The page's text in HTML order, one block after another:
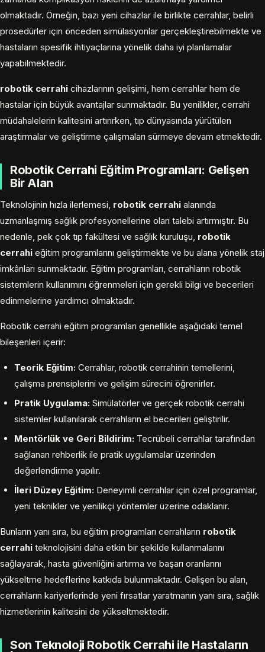
olmaktadır. Örneğin, bazı yeni cihazlar ile birlikte cerrahlar, belirli
prosedürler için önceden simülasyonlar gerçekleştirebilmekte ve
hastaların spesifik ihtiyaçlarına yönelik daha iyi planlamalar
yapabilmektedir.
robotik cerrahi cihazlarının gelişimi, hem cerrahlar hem de
hastalar için büyük avantajlar sunmaktadır. Bu yenilikler, cerrahi
müdahalelerin kalitesini artırırken, tıp dünyasında yürütülen
araştırmalar ve geliştirme çalışmaları sürmeye devam etmektedir.
Robotik Cerrahi Eğitim Programları: Gelişen
Bir Alan
Teknolojinin hızla ilerlemesi, robotik cerrahi alanında
uzmanlaşmış sağlık profesyonellerine olan talebi artırmıştır. Bu
nedenle, pek çok tıp fakültesi ve sağlık kuruluşu, robotik
cerrahi eğitim programlarını geliştirmekte ve bu alana yönelik staj
imkânları sunmaktadır. Eğitim programları, cerrahların robotik
sistemlerin kullanımını öğrenmeleri için gerekli bilgi ve becerileri
edinmelerine yardımcı olmaktadır.
Robotik cerrahi eğitim programları genellikle aşağıdaki temel
bileşenleri içerir:
Teorik Eğitim: Cerrahlar, robotik cerrahinin temellerini,
çalışma prensiplerini ve gelişim sürecini öğrenirler.
Pratik Uygulama: Simülatörler ve gerçek robotik cerrahi
sistemler kullanılarak cerrahların el becerileri geliştirilir.
Mentörlük ve Geri Bildirim: Tecrübeli cerrahlar tarafından
sağlanan rehberlik ile pratik uygulamalar üzerinden
değerlendirme yapılır.
İleri Düzey Eğitim: Deneyimli cerrahlar için özel programlar,
yeni teknikler ve yenilikçi yöntemler üzerine odaklanır.
Bunların yanı sıra, bu eğitim programları cerrahların robotik
cerrahi teknolojisini daha etkin bir şekilde kullanmalarını
sağlayarak, hasta güvenliğini artırma ve başarı oranlarını
yükseltme hedeflerine katkıda bulunmaktadır. Gelişen bu alan,
cerrahların kariyerlerinde yeni fırsatlar yaratmanın yanı sıra, sağlık
hizmetlerinin kalitesini de yükseltmektedir.
Son Teknoloji Robotik Cerrahi ile Hastaların